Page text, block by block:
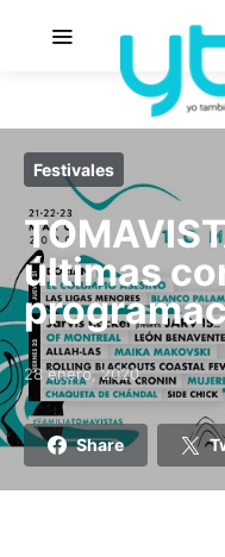
Festivales
últimas
Posted on
28 enero, 2020
Share